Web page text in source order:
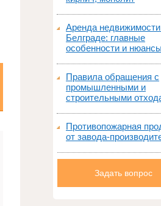
Аренда
Белграде: главные
особенности и нюансы
Правила обращения с
промышленными и
строительными
Противопожарная
от завода-
Задать вопрос